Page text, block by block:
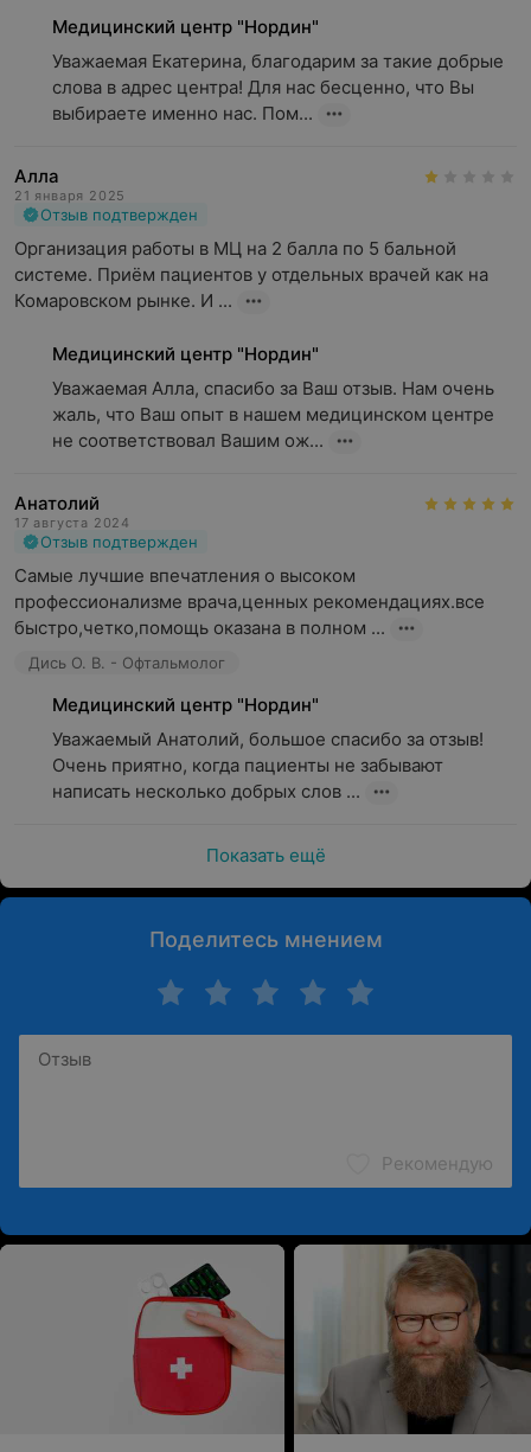
Удаление доброкачественного образования
Детский приём
Подбор очков
Оценка полей зрения
Мазок с конъюнктивы на флору и чувствительность к
Медицинский центр "Нордин"
Уважаемая Екатерина, благодарим за такие добрые
слова в адрес центра! Для нас бесценно, что Вы
выбираете именно нас. Пом...
Алла
21 января 2025
Отзыв подтвержден
Организация работы в МЦ на 2 балла по 5 бальной
системе. Приём пациентов у отдельных врачей как на
Комаровском рынке. И ...
Медицинский центр "Нордин"
Уважаемая Алла, спасибо за Ваш отзыв. Нам очень
жаль, что Ваш опыт в нашем медицинском центре
не соответствовал Вашим ож...
Анатолий
17 августа 2024
Отзыв подтвержден
Самые лучшие впечатления о высоком
профессионализме врача,ценных рекомендациях.все
быстро,четко,помощь оказана в полном ...
Дись О. В. - Офтальмолог
Медицинский центр "Нордин"
﻿Уважаемый Анатолий, большое спасибо за отзыв!
Очень приятно, когда пациенты не забывают
написать несколько добрых слов ...
Показать ещё
Поделитесь мнением
Рекомендую